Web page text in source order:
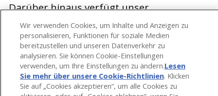
Darüber hinaus verfügt unser
Kleintierzentrum über eine
intensivmedizinische Versorgungseinheit
mit Sauerstoffboxen und modernen
Überwachungsgeräten.
Die Unterbringung erfolgt in individuell
angepassten, gut gepolsterten Boxen, die
Wir verwenden Cookies, um Inhalte und Anzeigen zu
personalisieren, Funktionen für soziale Medien
bereitzustellen und unseren Datenverkehr zu
analysieren. Sie können Cookie-Einstellungen
verwenden, um Ihre Einstellungen zu ändern.Lesen
Sie mehr über unsere Cookie-Richtlinien(opens in a
new tab)
. Klicken
Sie auf „Cookies akzeptieren“, um alle Cookies zu